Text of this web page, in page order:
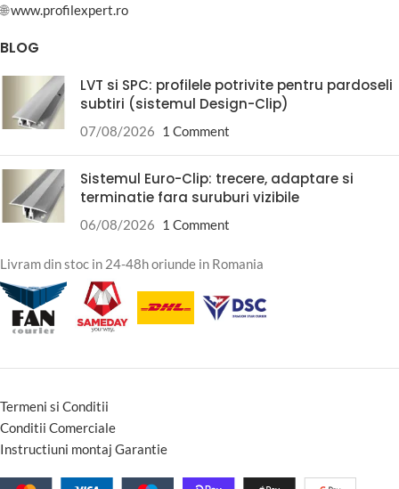
🌐www.profilexpert.ro
BLOG
LVT si SPC: profilele potrivite pentru pardoseli
subtiri (sistemul Design-Clip)
07/08/2026 1 Comment
Sistemul Euro-Clip: trecere, adaptare si
terminatie fara suruburi vizibile
06/08/2026 1 Comment
Livram din stoc in 24-48h oriunde in Romania
Termeni si Conditii
Conditii Comerciale
Instructiuni montaj Garantie